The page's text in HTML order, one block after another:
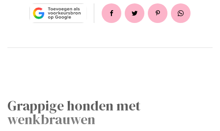
Grappige honden met
wenkbrauwen